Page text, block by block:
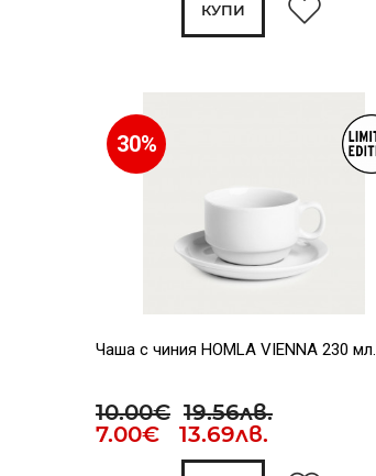
КУПИ
30%
Чаша с чиния HOMLA VIENNA 230 мл.
10.00€ 19.56лв.
7.00€ 13.69лв.